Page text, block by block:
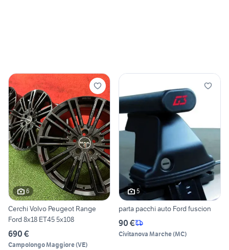
6
Cerchi Volvo Peugeot Range
Ford 8x18 ET45 5x108
690 €
Campolongo Maggiore(VE)
5
parta pacchi auto Ford fuscion
90 €
Civitanova Marche(MC)